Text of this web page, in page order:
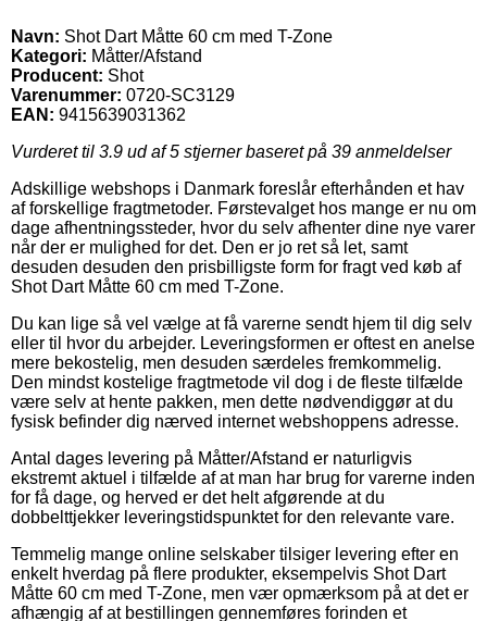
Navn: Shot Dart Måtte 60 cm med T-Zone
Kategori: Måtter/Afstand
Producent: Shot
Varenummer: 0720-SC3129
EAN: 9415639031362
Vurderet til 3.9 ud af 5 stjerner baseret på 39 anmeldelser
Adskillige webshops i Danmark foreslår efterhånden et hav
af forskellige fragtmetoder. Førstevalget hos mange er nu om
dage afhentningssteder, hvor du selv afhenter dine nye varer
når der er mulighed for det. Den er jo ret så let, samt
desuden desuden den prisbilligste form for fragt ved køb af
Shot Dart Måtte 60 cm med T-Zone.
Du kan lige så vel vælge at få varerne sendt hjem til dig selv
eller til hvor du arbejder. Leveringsformen er oftest en anelse
mere bekostelig, men desuden særdeles fremkommelig.
Den mindst kostelige fragtmetode vil dog i de fleste tilfælde
være selv at hente pakken, men dette nødvendiggør at du
fysisk befinder dig nærved internet webshoppens adresse.
Antal dages levering på Måtter/Afstand er naturligvis
ekstremt aktuel i tilfælde af at man har brug for varerne inden
for få dage, og herved er det helt afgørende at du
dobbelttjekker leveringstidspunktet for den relevante vare.
Temmelig mange online selskaber tilsiger levering efter en
enkelt hverdag på flere produkter, eksempelvis Shot Dart
Måtte 60 cm med T-Zone, men vær opmærksom på at det er
afhængig af at bestillingen gennemføres forinden et